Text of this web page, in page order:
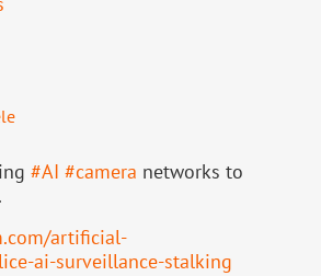
#AI #camera networks to
artificial-
ai-surveillance-stalking